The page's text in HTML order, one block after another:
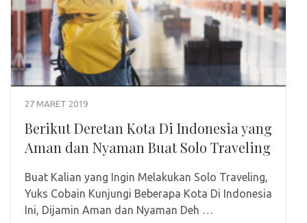
27 MARET 2019
Berikut Deretan Kota Di Indonesia yang
Aman dan Nyaman Buat Solo Traveling
Buat Kalian yang Ingin Melakukan Solo Traveling,
Yuks Cobain Kunjungi Beberapa Kota Di Indonesia
Ini, Dijamin Aman dan Nyaman Deh …